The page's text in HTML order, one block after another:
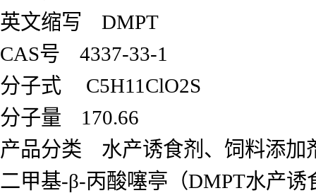
英文缩写 DMPT
CAS号 4337-33-1
分子式 C5H11ClO2S
分子量 170.66
产品分类 水产诱食剂、饲料添加
二甲基-β-丙酸噻亭（DMPT水产